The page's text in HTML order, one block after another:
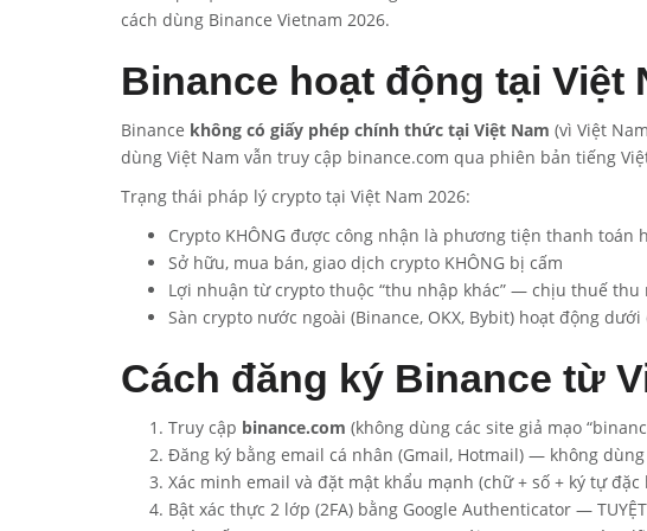
cách dùng Binance Vietnam 2026.
Binance hoạt động tại Việt
Binance không có giấy phép chính thức tại Việt Nam (vì Việt
dùng Việt Nam vẫn truy cập binance.com qua phiên bản tiếng
Trạng thái pháp lý crypto tại Việt Nam 2026:
Crypto KHÔNG được công nhận là phương tiện thanh toán
Sở hữu, mua bán, giao dịch crypto KHÔNG bị cấm
Lợi nhuận từ crypto thuộc “thu nhập khác” — chịu thuế thu
Sàn crypto nước ngoài (Binance, OKX, Bybit) hoạt động
Cách đăng ký Binance từ
Truy cập binance.com (không dùng các site giả mạo
Đăng ký bằng email cá nhân (Gmail, Hotmail) — không
Xác minh email và đặt mật khẩu mạnh (chữ + số + ký tự đặc
Bật xác thực 2 lớp (2FA) bằng Google Authenticator —